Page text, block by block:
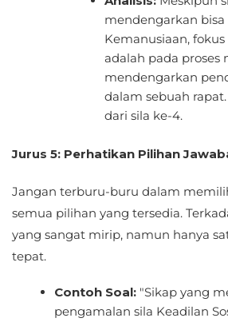
mendengarkan bisa
Kemanusiaan,
adalah pada proses
mendengarkan
dalam sebuah
dari sila ke-4.
Jurus 5: Perhatikan Pilihan
Jangan terburu-buru dalam
semua pilihan yang tersedia.
yang sangat mirip, namun hanya
tepat.
Contoh Soal: "Sikap yang
pengamalan sila Keadilan